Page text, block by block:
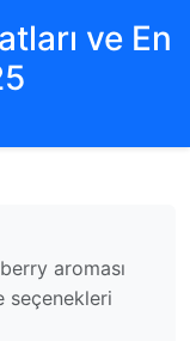
ve En
aroması
seçenekleri